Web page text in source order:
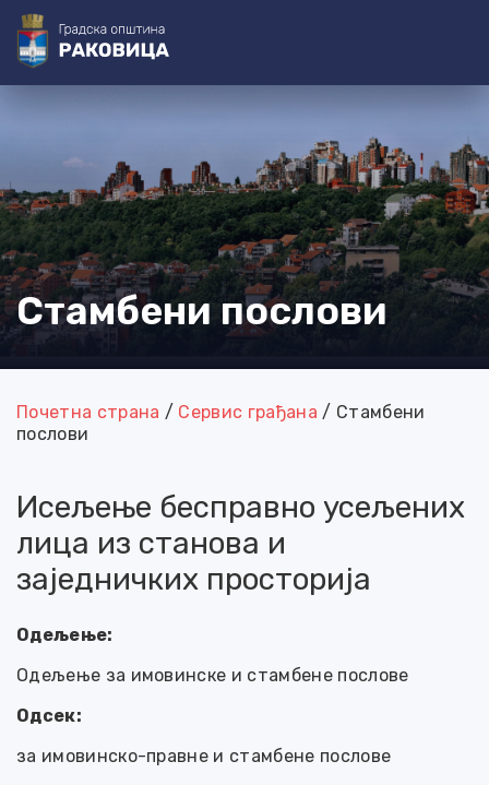
@=[3-0]=@@=[4-0]=@ @=[4-1]=@ @=[4-2]=@ @=[4-3]=@
@=[4-4]=@@=[4-5]=@
Стамбени послови
Почетна страна / Сервис грађана / Стамбени
послови
Исељење бесправно усељених
лица из станова и
заједничких просторија
Одељење:
Одељење за имовинске и стамбене послове
Одсек:
за имовинско-правне и стамбене послове